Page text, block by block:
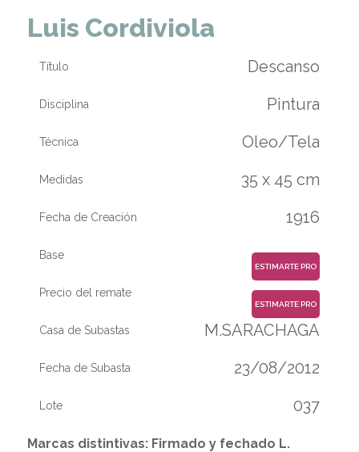
Luis Cordiviola
Título Descanso
Disciplina Pintura
Técnica Oleo/Tela
Medidas 35 x 45 cm
Fecha de Creación 1916
Base
ESTIMARTE PRO
Precio del remate
ESTIMARTE PRO
Casa de Subastas M.SARACHAGA
Fecha de Subasta 23/08/2012
Lote 037
Marcas distintivas: Firmado y fechado L.